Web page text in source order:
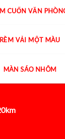
CUỐN VĂN
RÈM VẢI MỘT MÀU
MÀN SÁO NHÔM